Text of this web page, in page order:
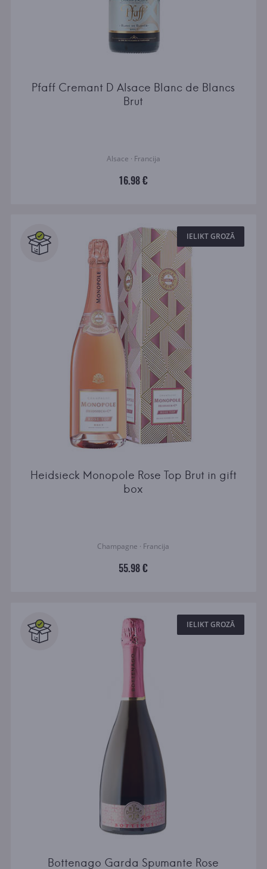
Pfaff Cremant D Alsace Blanc de Blancs
Brut
Alsace · Francija
16.98 €
IELIKT GROZĀ
Heidsieck Monopole Rose Top Brut in gift
box
Champagne · Francija
55.98 €
IELIKT GROZĀ
Bottenago Garda Spumante Rose